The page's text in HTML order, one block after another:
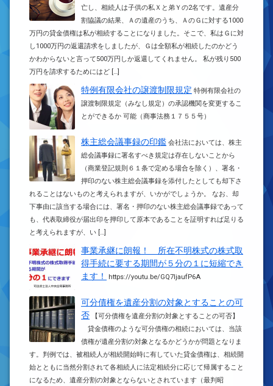
亡し、相続人は子供の私Ｘと弟Ｙの2名です。遺産分
割協議の結果、Ａの遺産のうち、ＡのＧに対する1000
万円の貸金債権は私が相続することになりました。そこで、私はＧに対
し1000万円の返還請求をしましたが、Ｇは全額私が相続したのかどう
かわからないと言って500万円しか返還してくれません。 私が残り500
万円を請求するためにはど […]
特例有限会社の譲渡制限規定 特例有限会社の
譲渡制限規定（みなし規定）の承認機関を変更するこ
とができるか 可能（商事法務１７５５号）
株主総会議事録の印鑑 会社法においては、株主
総会議事録に署名すべき規定は存在しないことから
（商業登記規則６１条で定める場合を除く）、署名・
押印のない株主総会議事録を添付したとしても却下さ
れることはないものと考えられますが、いかがでしょうか。 なお、却
下事由に該当する場合には、署名・押印のない株主総会議事録であって
も、代表取締役が届出印を押印して原本であることを証明すれば足りる
と考えられますが、い […]
事業承継に朗報！ 所在不明株式の株式取
得手続に要する期間が５分の１に短縮でき
ます！
https://youtu.be/GQ7ljaufP6A
可分債権を遺産分割の対象とすることの可
否
【可分債権を遺産分割の対象とすることの可否】
貸金債権のような可分債権の相続においては、当該
債権が遺産分割の対象となるかどうかが問題となりま
す。判例では、被相続人が相続開始時に有していた貸金債権は、相続開
始とともに当然分割されて各相続人に法定相続分に応じて帰属すること
になるため、遺産分割の対象とならないとされています（最判昭